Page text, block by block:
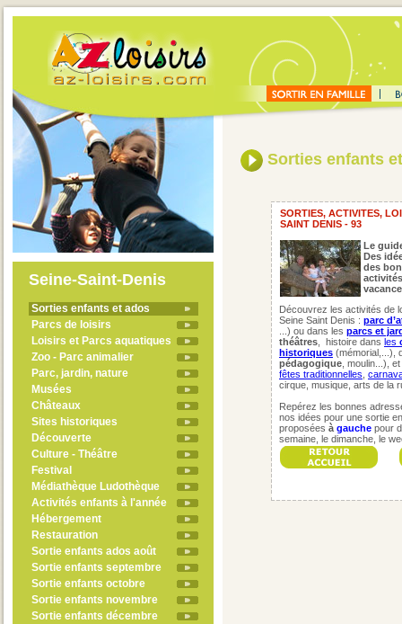
Seine-Saint-Denis
Sorties enfants et ados
Parcs de loisirs
Loisirs et Parcs aquatiques
Zoo - Parc animalier
Parc, jardin, nature
Musées
Châteaux
Sites historiques
Découverte
Culture - Théâtre
Festival
Médiathèque Ludothèque
Activités enfants à l'année
Hébergement
Restauration
Sortie enfants ados août
Sortie enfants septembre
Sortie enfants octobre
Sortie enfants novembre
Sortie enfants décembre
Sorties enfants
SORTIES, ACTIVITES,
SAINT DENIS - 93
Le
Des
des
Découvrez les activités de
Seine Saint Denis : parc
...) ou dans les parcs et
théâtres
histoire dans les
historiques (mémorial,...),
pédagogique , moulin...),
fêtes traditionnelles
cirque, musique, arts de la
Repérez les bonnes
nos idées pour une sortie
proposées à gauche pour
semaine, le dimanche, le